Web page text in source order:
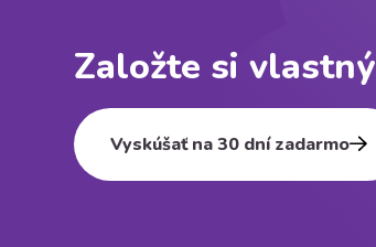
Založte si vlastný
Vyskúšať na 30 dní zadarmo